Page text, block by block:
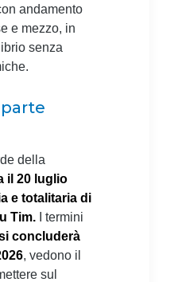
andamento
e mezzo, in
senza
della
il 20 luglio
e totalitaria di
Tim. I termini
concluderà
, vedono il
sul